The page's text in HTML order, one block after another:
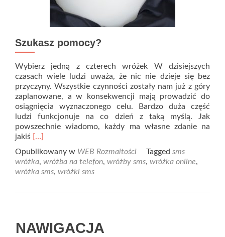
Szukasz pomocy?
Wybierz jedną z czterech wróżek W dzisiejszych
czasach wiele ludzi uważa, że nic nie dzieje się bez
przyczyny. Wszystkie czynności zostały nam już z góry
zaplanowane, a w konsekwencji mają prowadzić do
osiągnięcia wyznaczonego celu. Bardzo duża część
ludzi funkcjonuje na co dzień z taką myślą. Jak
powszechnie wiadomo, każdy ma własne zdanie na
jakiś Read
about
Szukasz
pomocy?
[…]
Opublikowany w WEB Rozmaitości Tagged sms
wróżka, wróżba na telefon, wróżby sms, wróżka online,
wróżka sms, wróżki sms
NAWIGACJA